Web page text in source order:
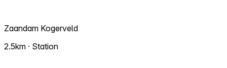
Zaandam Kogerveld
2.5km · Station